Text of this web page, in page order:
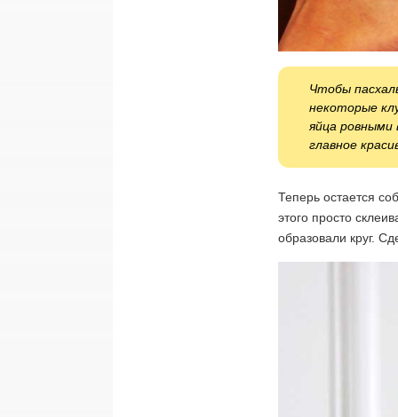
Чтобы
некоторые
яйца
главное
Теперь остается
этого просто
образовали круг.